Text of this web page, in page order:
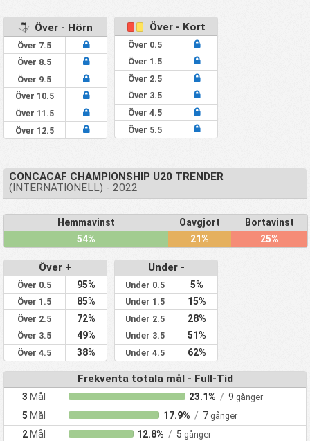
Över - Hörn
Över 7.5
Över 8.5
Över 9.5
Över 10.5
Över 11.5
Över 12.5
Över - Kort
Över 0.5
Över 1.5
Över 2.5
Över 3.5
Över 4.5
Över 5.5
CONCACAF CHAMPIONSHIP U20 TRENDER
(INTERNATIONELL) - 2022
Hemmavinst Oavgjort
Bortavinst
54%
21% 25%
Över +
Över 0.5 95%
Över 1.5 85%
Över 2.5 72%
Över 3.5 49%
Över 4.5 38%
Under -
Under 0.5 5%
Under 1.5 15%
Under 2.5 28%
Under 3.5 51%
Under 4.5 62%
Frekventa totala mål - Full-Tid
3 Mål 23.1% / 9 gånger
5 Mål 17.9% / 7 gånger
2 Mål 12.8% / 5 gånger